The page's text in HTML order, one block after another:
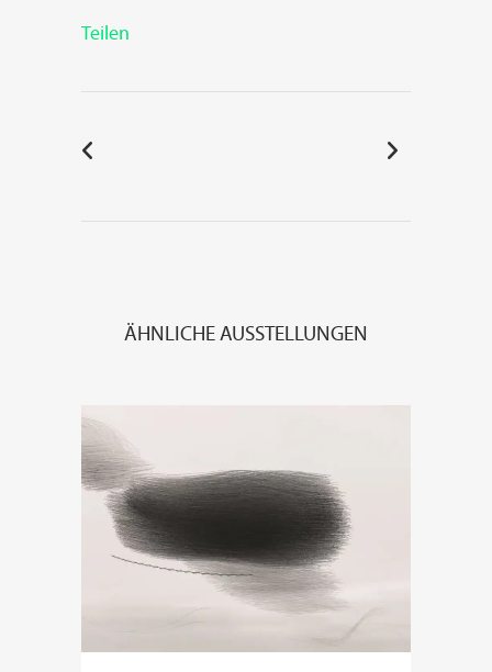
Teilen
ÄHNLICHE AUSSTELLUNGEN